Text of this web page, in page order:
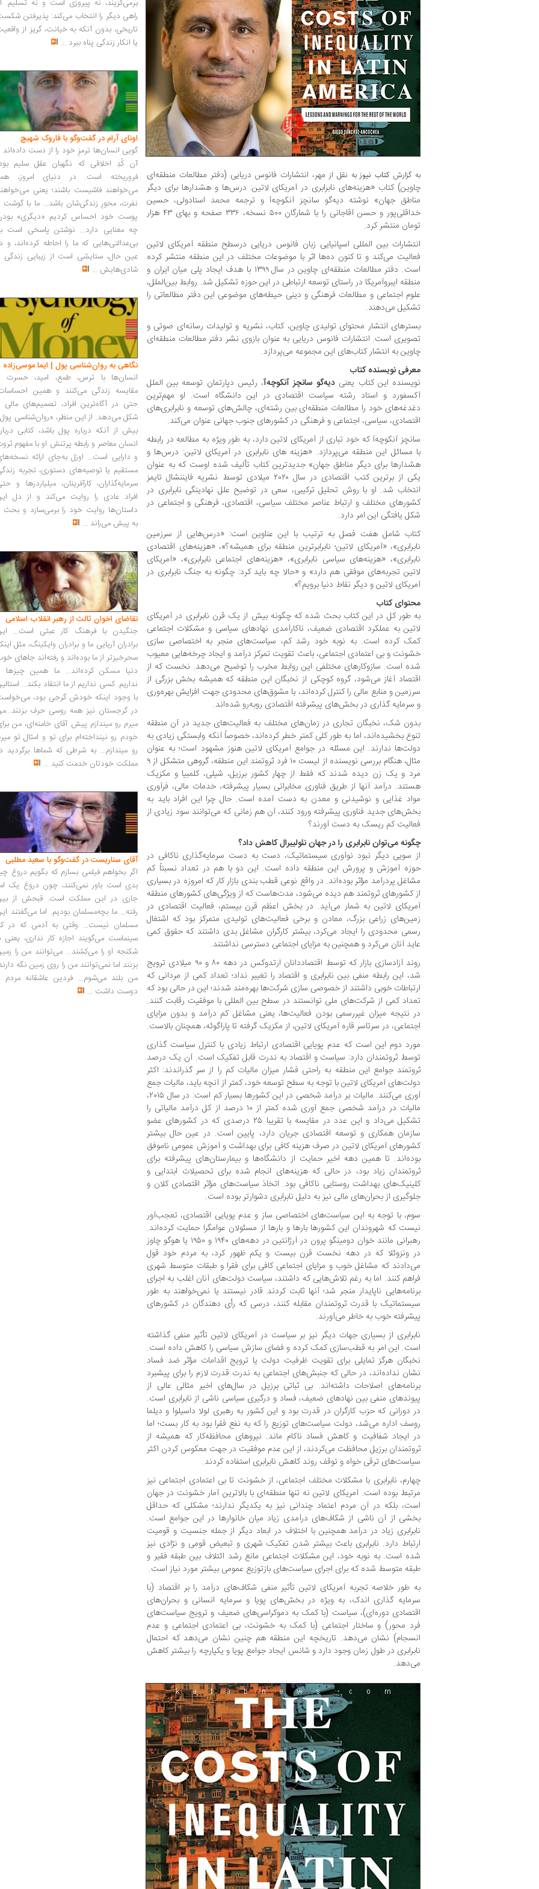
به گزارش کتاب نیوز به نقل از مهر، انتشارات فانوس دریایی (دفتر مطالعات منطقه‌ای
چاوین) کتاب «هزینه‌های نابرابری در آمریکای لاتین: درس‌ها و هشدارها برای دیگر
مناطق جهان» نوشته دیه‌گو سانچز آنکوچه‌آ و ترجمه محمد استادولی، حسین
خداقلی‌پور و حسن آقاجانی را با شمارگان ۵۰۰ نسخه، ۳۳۶ صفحه و بهای ۴۳ هزار
تومان منتشر کرد.
انتشارات بین المللی اسپانیایی زبان فانوس دریایی درسطح منطقه آمریکای لاتین
فعالیت می‌کند و تا کنون ده‌ها اثر با موضوعات مختلف در این منطقه منتشر کرده
است. دفتر مطالعات منطقه‌ای چاوین در سال ۱۳۹۹ با هدف ایجاد پلی میان ایران و
منطقه ایبروآمریکا در راستای توسعه ارتباطی در این حوزه تشکیل شد. روابط بین‌الملل،
علوم اجتماعی و مطالعات فرهنگی و دینی حیطه‌های موضوعی این دفتر مطالعاتی را
تشکیل می‌دهند.
بسترهای انتشار محتوای تولیدی چاوین، کتاب، نشریه و تولیدات رسانه‌ای صوتی و
تصویری است. انتشارات فانوس دریایی به عنوان بازوی نشر دفتر مطالعات منطقه‌ای
چاوین به انتشار کتاب‌های این مجموعه می‌پردازد.
معرفی نویسنده کتاب
نویسنده این کتاب یعنی دیه‌گو سانچز آنکوچه‌آ، رئیس دپارتمان توسعه بین الملل
آکسفورد و استاد رشته سیاست اقتصادی در این دانشگاه است. او مهم‌ترین
دغدغه‌های خود را مطالعات منطقه‌ای بین رشته‌ای، چالش‌های توسعه و نابرابری‌های
اقتصادی، سیاسی، اجتماعی و فرهنگی در کشورهای جنوب جهانی عنوان می‌کند.
سانچز آنکوچه‌آ که خود تباری از آمریکای لاتین دارد، به طور ویژه به مطالعه در رابطه
با مسائل این منطقه می‌پردازد. «هزینه های نابرابری در آمریکای لاتین: درس‌ها و
هشدارها برای دیگر مناطق جهان» جدیدترین کتاب تألیف شده اوست که به عنوان
یکی از برترین کتب اقتصادی در سال ۲۰۲۰ میلادی توسط نشریه فایننشال تایمز
انتخاب شد. او با روش تحلیل ترکیبی، سعی در توضیح علل نهادینگی نابرابری در
کشورهای مختلف و ارتباط عناصر مختلف سیاسی، اقتصادی، فرهنگی و اجتماعی در
شکل یافتگی این امر دارد.
کتاب شامل هفت فصل به ترتیب با این عناوین است: «درس‌هایی از سرزمین
نابرابری»، «آمریکای لاتین؛ نابرابرترین منطقه برای همیشه؟»، «هزینه‌های اقتصادی
نابرابری»، «هزینه‌های سیاسی نابرابری»، «هزینه‌های اجتماعی نابرابری»، «آمریکای
لاتین تجربه‌های موفقی هم دارد» و «حالا چه باید کرد: چگونه به جنگ نابرابری در
آمریکای لاتین و دیگر نقاط دنیا برویم؟».
محتوای کتاب
به طور کل در این کتاب بحث شده که چگونه بیش از یک قرن نابرابری در آمریکای
لاتین به عملکرد اقتصادی ضعیف، ناکارآمدی نهادهای سیاسی و مشکلات اجتماعی
کمک کرده است. به نوبه خود رشد کم، سیاست‌های منجر به اختصاصی سازی
خشونت و بی اعتمادی اجتماعی، باعث تقویت تمرکز درآمد و ایجاد چرخه‌هایی معیوب
شده است. سازوکارهای مختلفی این روابط مخرب را توضیح می‌دهد. نخست که از
اقتصاد آغاز می‌شود، گروه کوچکی از نخبگان این منطقه که همیشه بخش بزرگی از
سرزمین و منابع مالی را کنترل کرده‌اند، با مشوق‌های محدودی جهت افزایش بهره‌وری
و سرمایه گذاری در بخش‌های پیشرفته اقتصادی روبه‌رو شده‌اند.
بدون شک، نخبگان تجاری در زمان‌های مختلف به فعالیت‌های جدید در آن منطقه
تنوع بخشیده‌اند، اما به طور کلی کمتر خطر کرده‌اند، خصوصاً آنکه وابستگی زیادی به
دولت‌ها ندارند. این مسئله در جوامع آمریکای لاتین هنوز مشهود است؛ به عنوان
مثال، هنگام بررسی نویسنده از لیست ۱۰ فرد ثروتمند این منطقه، گروهی متشکل از ۹
مرد و یک زن دیده شدند که فقط از چهار کشور برزیل، شیلی، کلمبیا و مکزیک
هستند. درآمد آنها از طریق فناوری مخابراتی بسیار پیشرفته، خدمات مالی، فرآوری
مواد غذایی و نوشیدنی و معدن به دست آمده است. حال چرا این افراد باید به
بخش‌های جدید فناوری پیشرفته ورود کنند، آن هم زمانی که می‌توانند سود زیادی از
فعالیت کم ریسک به دست آورند؟
چگونه می‌توان نابرابری را در جهان نئولیبرال کاهش داد؟
از سویی دیگر نبود نوآوری سیستماتیک، دست به دست سرمایه‌گذاری ناکافی در
حوزه آموزش و پرورش این منطقه داده است. این دو با هم در تعداد نسبتاً کم
مشاغل پردرآمد مؤثر بوده‌اند. در واقع نوعی قطب بندی بازار کار که امروزه در بسیاری
از کشورهای ثروتمند هم دیده می‌شود، مدت‌هاست که از ویژگی‌های کشورهای منطقه
آمریکای لاتین به شمار می‌آید. در بخش اعظم قرن بیستم، فعالیت اقتصادی در
زمین‌های زراعی بزرگ، معادن و برخی فعالیت‌های تولیدی متمرکز بود که اشتغال
رسمی محدودی را ایجاد می‌کرد، بیشتر کارگران مشاغل بدی داشتند که حقوق کمی
عاید آنان می‌کرد و همچنین به مزایای اجتماعی دسترسی نداشتند.
روند آزادسازی بازار که توسط اقتصاددانان ارتدوکس در دهه ۸۰ و ۹۰ میلادی ترویج
شد، این رابطه منفی بین نابرابری و اقتصاد را تغییر نداد؛ تعداد کمی از مردانی که
ارتباطات خوبی داشتند از خصوصی سازی شرکت‌ها بهره‌مند شدند؛ این در حالی بود که
تعداد کمی از شرکت‌های ملی توانستند در سطح بین المللی با موفقیت رقابت کنند.
در نتیجه میزان غیررسمی بودن فعالیت‌ها، یعنی مشاغل کم درآمد و بدون مزایای
اجتماعی، در سرتاسر قاره آمریکای لاتین، از مکزیک گرفته تا پاراگوئه، همچنان بالاست.
مورد دوم این است که عدم پویایی اقتصادی ارتباط زیادی با کنترل سیاست گذاری
توسط ثروتمندان دارد: سیاست و اقتصاد به ندرت قابل تفکیک است. آن یک درصد
ثروتمند جوامع این منطقه به راحتی فشار میزان مالیات کم را از سر گذراندند: اکثر
دولت‌های آمریکای لاتین با توجه به سطح توسعه خود، کمتر از آنچه باید، مالیات جمع
آوری می‌کنند. مالیات بر درآمد شخصی در این کشورها بسیار کم است: در سال ۲۰۱۵،
مالیات در درآمد شخصی جمع آوری شده کمتر از ۱۰ درصد از کل درآمد مالیاتی را
تشکیل می‌داد و این عدد در مقایسه با تقریبا ۲۵ درصدی که در کشورهای عضو
سازمان همکاری و توسعه اقتصادی جریان دارد، پایین است. در عین حال بیشتر
کشورهای آمریکای لاتین در صرف هزینه کافی برای بهداشت و آموزش عمومی ناموفق
بوده‌اند. تا همین دهه اخیر حمایت از دانشگاه‌ها و بیمارستان‌های پیشرفته برای
ثروتمندان زیاد بود، در حالی که هزینه‌های انجام شده برای تحصیلات ابتدایی و
کلینیک‌های بهداشت روستایی ناکافی بود. اتخاذ سیاست‌های مؤثر اقتصادی کلان و
جلوگیری از بحران‌های مالی نیز به دلیل نابرابری دشوارتر بوده است.
سوم، با توجه به این سیاست‌های اختصاصی ساز و عدم پویایی اقتصادی، تعجب‌آور
نیست که شهروندان این کشورها بارها و بارها از مسئولان عوامگرا حمایت کرده‌اند.
رهبرانی مانند خوان دومینگو پرون در آرژانتین در دهه‌های ۱۹۴۰ و ۱۹۵۰ یا هوگو چاوز
در ونزوئلا که در دهه نخست قرن بیست و یکم ظهور کرد، به مردم خود قول
می‌دادند که مشاغل خوب و مزایای اجتماعی کافی برای فقرا و طبقات متوسط شهری
فراهم کنند. اما به رغم تلاش‌هایی که داشتند، سیاست دولت‌های آنان اغلب به اجرای
برنامه‌هایی ناپایدار منجر شد؛ آنها ثابت کردند قادر نیستند یا نمی‌خواهند به طور
سیستماتیک با قدرت ثروتمندان مقابله کنند، درسی که رأی دهندگان در کشورهای
پیشرفته خوب به خاطر می‌آورند.
نابرابری از بسیاری جهات دیگر نیز بر سیاست در آمریکای لاتین تأثیر منفی گذاشته
است. این امر به قطب‌سازی کمک کرده و فضای سازش سیاسی را کاهش داده است.
نخبگان هرگز تمایلی برای تقویت ظرفیت دولت یا ترویج اقدامات مؤثر ضد فساد
نشان نداده‌اند، در حالی که جنبش‌های اجتماعی به ندرت قدرت لازم را برای پیشبرد
برنامه‌های اصلاحات داشته‌اند. بی ثباتی برزیل در سال‌های اخیر مثالی عالی از
پیوندهای منفی بین نهادهای ضعیف، فساد و درگیری سیاسی ناشی از نابرابری است.
در دورانی که حزب کارگران در قدرت بود و این کشور به رهبری لولا داسیلوا و دیلما
روسف اداره می‌شد، دولت سیاست‌های توزیع را که به نفع فقرا بود به کار بست؛ اما
در ایجاد شفافیت و کاهش فساد ناکام ماند. نیروهای محافظه‌کار که همیشه از
ثروتمندان برزیل محافظت می‌کردند، از این عدم موفقیت در جهت معکوس کردن اکثر
سیاست‌های ترقی خواه و توقف روند کاهش نابرابری استفاده کردند.
چهارم، نابرابری با مشکلات مختلف اجتماعی، از خشونت تا بی اعتمادی اجتماعی نیز
مرتبط بوده است. آمریکای لاتین نه تنها منطقه‌ای با بالاترین آمار خشونت در جهان
است، بلکه در آن مردم اعتماد چندانی نیز به یکدیگر ندارند؛ مشکلی که حداقل
بخشی از آن ناشی از شکاف‌های درآمدی زیاد میان خانوارها در این جوامع است.
نابرابری زیاد در درآمد همچنین با اختلاف در ابعاد دیگر از جمله جنسیت و قومیت
ارتباط دارد. نابرابری باعث بیشتر شدن تفکیک شهری و تبعیض قومی و نژادی نیز
شده است. به نوبه خود، این مشکلات اجتماعی مانع رشد ائتلاف بین طبقه فقیر و
طبقه متوسط شده که برای اجرای سیاست‌های بازتوزیع عمومی بیشتر مورد نیاز است.
به طور خلاصه تجربه آمریکای لاتین تأثیر منفی شکاف‌های درآمد را بر اقتصاد (با
سرمایه گذاری اندک، به ویژه در بخش‌های پویا و سرمایه انسانی و بحران‌های
اقتصادی دوره‌ای)، سیاست (با کمک به دموکراسی‌های ضعیف و ترویج سیاست‌های
فرد محور) و ساختار اجتماعی (با کمک به خشونت، بی اعتمادی اجتماعی و عدم
انسجام) نشان می‌دهد. تاریخچه این منطقه هم چنین نشان می‌دهد که احتمال
نابرابری در طول زمان وجود دارد و شانس ایجاد جوامع پویا و یکپارچه را بیشتر کاهش
می‌دهد.
برمی‌گزیند، نه پیروزی است و نه تسلیم.
راهی دیگر را انتخاب می‌کند: پذیرفتن
تاریخی، بدون آنکه به خیانت، گریز از
یا انکار زندگی پناه ببرد ...
اونای آرام در گفت‌وگو با فاروک شهیچ‭
گویی انسان‌ها ترمزِ خود را از دست داده‌اند
آن کُدِ اخلاقی که نگهبان عقل سلیم
فروریخته است. در دنیای امروز،
می‌خواهند فاشیست باشند؛ یعنی
نفرت، محورِ زندگی‌شان باشد... ما با گوشت
پوست خود احساس کردیم «دیگری»
چه معنایی دارد... نوشتن پاسخی است
بی‌عدالتی‌هایی که ما را احاطه کرده‌اند، و
عین حال، ستایشی است از زیبایی زندگی
شادی‌هایش ...
نگاهی به روان‌شناسی پول | ایما موسی‌زاده
انسان‌ها با ترس، طمع، امید، حسرت
مقایسه زندگی می‌کنند و همین
حتی در آگاه‌ترین افراد، تصمیم‌های مالی
شکل می‌دهد. از این منظر، «روان‌شناسی
بیش از آنکه درباره پول باشد، کتابی
انسان معاصر و رابطه پرتنش او با مفهوم
و دارایی است... اوزل به‌جای ارائه
مستقیم یا توصیه‌های دستوری، تجربه
سرمایه‌گذاران، کارآفرینان، میلیاردرها و
افراد عادی را روایت می‌کند و از دل
داستان‌ها روایت خود را برمی‌سازد و بحث
به پیش می‌راند ...
تقاضای اخوان ثالث از رهبر انقلاب اسلامی
جنگیدن با فرهنگ کار عبثی است...
برادران آریایی ما و برادران وایکینگ، مثل
سحرخیزتر از ما بوده‌اند و رفته‌اند جاهای
دنیا مسکن کرده‌اند... ما همین چیزها
نداریم. کسی نداریم از ما انتقاد بکند...
با وجود اینکه خودش گرجی بود،
در گرجستان نیز همه روسی حرف
میرم رو میندازم پیش آقای خامنه‌ای، من
خودم رو نینداخته‌ام برای تو و امثال تو
رو میندازم... به شرطی که شماها برگردید
مملکت خودتان خدمت کنید ...
آقای سناریست در گفت‌وگو با سعید مطلبی
اگر بخواهم فیلمی بسازم که بگویم دروغ
بدی است باور نمی‌کنند، چون دروغ یک
جاری در این مملکت است. قبحش از
رفته... ما بچه‌مسلمان بودیم. اما می‌گفتند
مسلمان نیست... وقتی به آدمی که در
سینماست می‌گویند اجازه کار نداری، یعنی
شکنجه او را می‌کشند... می‌توانند من را
بزنند اما نمی‌توانند من را روی زمین نگه
من بلند می‌شوم... فردین عاشقانه مردم
دوست داشت ...